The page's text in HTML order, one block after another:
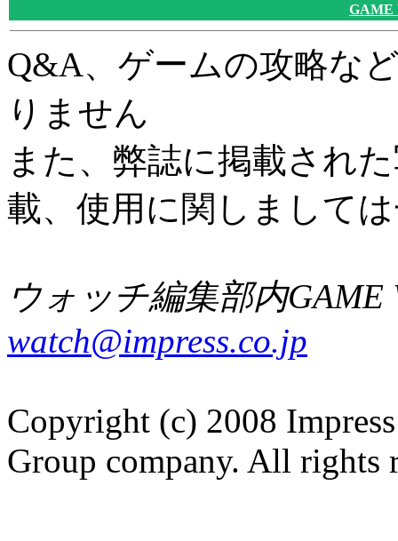
GAME
Q&A、ゲームの攻略な
りません
また、弊誌に掲載され
載、使用に関しまして
ウォッチ編集部内GAME
watch@impress.co.jp
Copyright (c) 2008
Group company. All rights